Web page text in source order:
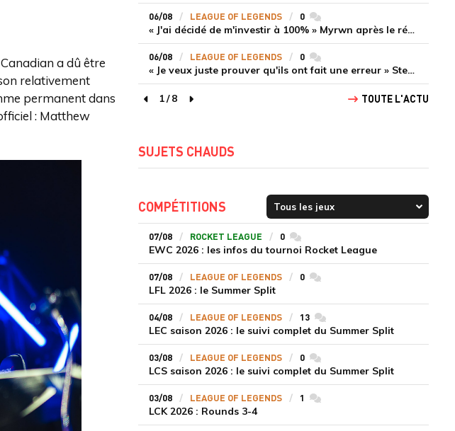
a dû être
relativement
permanent dans
: Matthew
06/08 LEAGUE OF LEGENDS 0commentaires
« J'ai décidé de m'investir à 100% » Myrwn après le réveil de Movistar KOI face à Fnatic
06/08 LEAGUE OF LEGENDS 0commentaires
« Je veux juste prouver qu'ils ont fait une erreur » Stend se confie sur son mercato chaotique et ses ambitions avec Shifters
page précédente
1/8
page suivante
TOUTE L'ACTU
SUJETS CHAUDS
COMPÉTITIONS
07/08 ROCKET LEAGUE 0commentaires
EWC 2026 : les infos du tournoi Rocket League
07/08 LEAGUE OF LEGENDS 0commentaires
LFL 2026 : le Summer Split
04/08 LEAGUE OF LEGENDS 13commentaires
LEC saison 2026 : le suivi complet du Summer Split
03/08 LEAGUE OF LEGENDS 0commentaires
LCS saison 2026 : le suivi complet du Summer Split
03/08 LEAGUE OF LEGENDS 1 commentaires
LCK 2026 : Rounds 3-4